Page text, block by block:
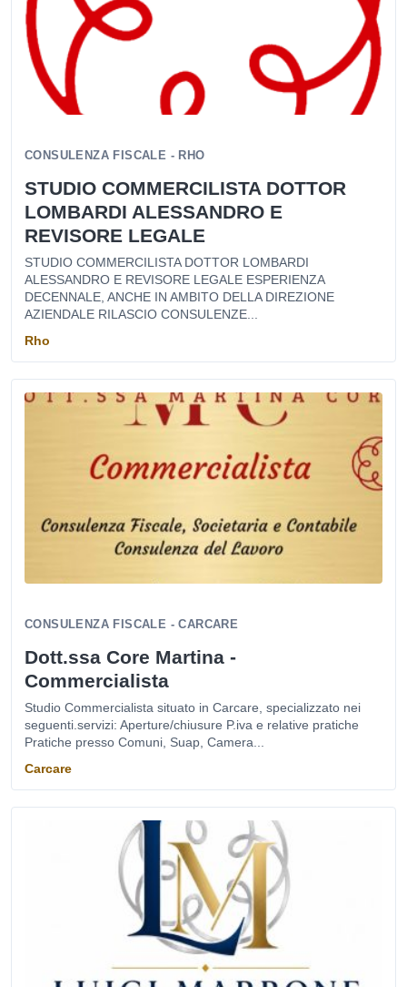
CONSULENZA FISCALE - RHO
STUDIO COMMERCILISTA DOTTOR
LOMBARDI ALESSANDRO E
REVISORE LEGALE
STUDIO COMMERCILISTA DOTTOR LOMBARDI
ALESSANDRO E REVISORE LEGALE ESPERIENZA
DECENNALE, ANCHE IN AMBITO DELLA DIREZIONE
AZIENDALE RILASCIO CONSULENZE...
Rho
CONSULENZA FISCALE - CARCARE
Dott.ssa Core Martina -
Commercialista
Studio Commercialista situato in Carcare, specializzato nei
seguenti.servizi: Aperture/chiusure P.iva e relative pratiche
Pratiche presso Comuni, Suap, Camera...
Carcare